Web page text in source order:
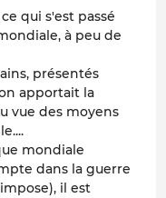
qui s'est passé
à peu de
présentés
apportait la
vue des moyens
mondiale
dans la guerre
il est